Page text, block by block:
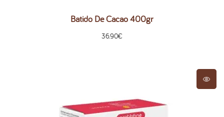
Batido De Cacao 400gr
36.90€